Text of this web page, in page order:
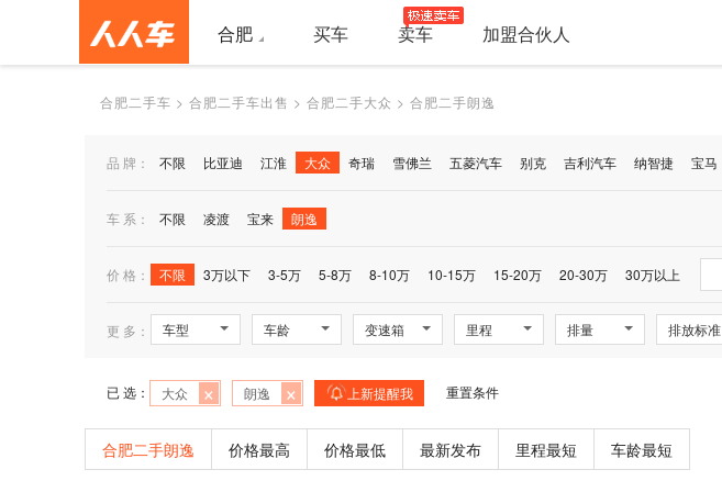
合肥 买车 卖车 加盟合伙人
合肥二手车 > 合肥二手车出售 > 合肥二手大众 > 合肥二手朗逸
品 牌： 不限 比亚迪 江淮 大众 奇瑞 雪佛兰 五菱汽车 别克 吉利汽车 纳智捷 宝马
车 系： 不限 凌渡 宝来 朗逸
价 格： 不限 3万以下 3-5万 5-8万 8-10万 10-15万 15-20万 20-30万 30万以上
更 多： 车型 车龄 变速箱 里程 排量 排放标准
已 选： 大众 × 朗逸 × 上新提醒我 重置条件
合肥二手朗逸 价格最高 价格最低 最新发布 里程最短 车龄最短